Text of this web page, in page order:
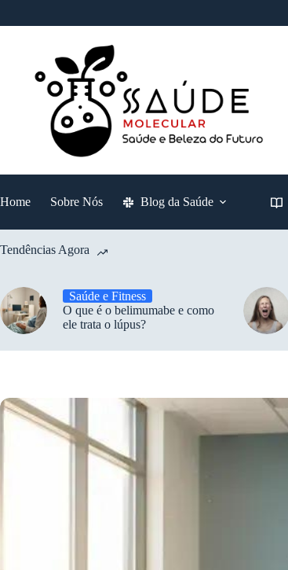
Home Sobre Nós Blog da Saúde
Tendências Agora
Saúde e Fitness
O que é o belimumabe e como
ele trata o lúpus?